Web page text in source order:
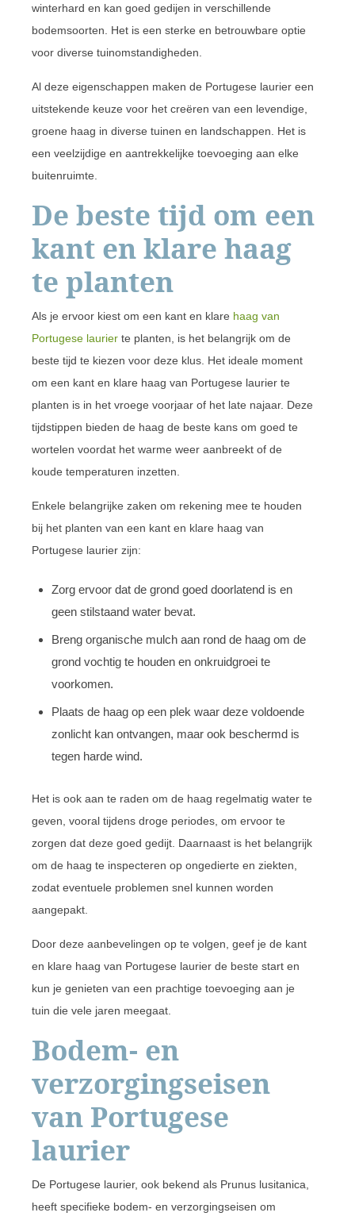
winterhard en kan goed gedijen in verschillende
bodemsoorten. Het is een sterke en betrouwbare optie
voor diverse tuinomstandigheden.
Al deze eigenschappen maken de Portugese laurier een
uitstekende keuze voor het creëren van een levendige,
groene haag in diverse tuinen en landschappen. Het is
een veelzijdige en aantrekkelijke toevoeging aan elke
buitenruimte.
De beste tijd om een
kant en klare haag
te planten
Als je ervoor kiest om een kant en klare haag van
Portugese laurier te planten, is het belangrijk om de
beste tijd te kiezen voor deze klus. Het ideale moment
om een kant en klare haag van Portugese laurier te
planten is in het vroege voorjaar of het late najaar. Deze
tijdstippen bieden de haag de beste kans om goed te
wortelen voordat het warme weer aanbreekt of de
koude temperaturen inzetten.
Enkele belangrijke zaken om rekening mee te houden
bij het planten van een kant en klare haag van
Portugese laurier zijn:
Zorg ervoor dat de grond goed doorlatend is en
geen stilstaand water bevat.
Breng organische mulch aan rond de haag om de
grond vochtig te houden en onkruidgroei te
voorkomen.
Plaats de haag op een plek waar deze voldoende
zonlicht kan ontvangen, maar ook beschermd is
tegen harde wind.
Het is ook aan te raden om de haag regelmatig water te
geven, vooral tijdens droge periodes, om ervoor te
zorgen dat deze goed gedijt. Daarnaast is het belangrijk
om de haag te inspecteren op ongedierte en ziekten,
zodat eventuele problemen snel kunnen worden
aangepakt.
Door deze aanbevelingen op te volgen, geef je de kant
en klare haag van Portugese laurier de beste start en
kun je genieten van een prachtige toevoeging aan je
tuin die vele jaren meegaat.
Bodem- en
verzorgingseisen
van Portugese
laurier
De Portugese laurier, ook bekend als Prunus lusitanica,
heeft specifieke bodem- en verzorgingseisen om